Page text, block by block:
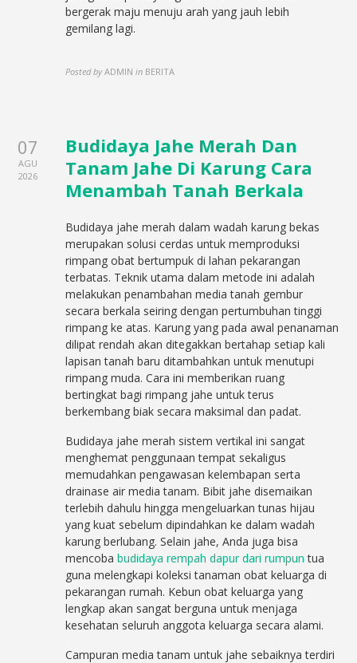
bergerak maju menuju arah yang jauh lebih
gemilang lagi.
Posted by ADMIN in BERITA
07
AGU
2026
Budidaya Jahe Merah Dan
Tanam Jahe Di Karung Cara
Menambah Tanah Berkala
Budidaya jahe merah dalam wadah karung bekas
merupakan solusi cerdas untuk memproduksi
rimpang obat bertumpuk di lahan pekarangan
terbatas. Teknik utama dalam metode ini adalah
melakukan penambahan media tanah gembur
secara berkala seiring dengan pertumbuhan tinggi
rimpang ke atas. Karung yang pada awal penanaman
dilipat rendah akan ditegakkan bertahap setiap kali
lapisan tanah baru ditambahkan untuk menutupi
rimpang muda. Cara ini memberikan ruang
bertingkat bagi rimpang jahe untuk terus
berkembang biak secara maksimal dan padat.
Budidaya jahe merah sistem vertikal ini sangat
menghemat penggunaan tempat sekaligus
memudahkan pengawasan kelembapan serta
drainase air media tanam. Bibit jahe disemaikan
terlebih dahulu hingga mengeluarkan tunas hijau
yang kuat sebelum dipindahkan ke dalam wadah
karung berlubang. Selain jahe, Anda juga bisa
mencobabudidaya rempah dapur dari rumpun tua
guna melengkapi koleksi tanaman obat keluarga di
pekarangan rumah. Kebun obat keluarga yang
lengkap akan sangat berguna untuk menjaga
kesehatan seluruh anggota keluarga secara alami.
Campuran media tanam untuk jahe sebaiknya terdiri